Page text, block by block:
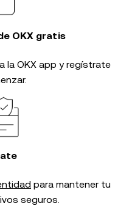
OKX gratis
la OKX app y regístrate
para mantener tu
seguros.